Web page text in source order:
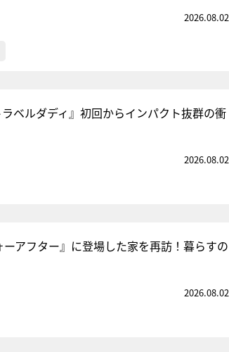
2026.08.02
ベルダディ』初回からインパクト抜群の衝
2026.08.02
アフター』に登場した家を再訪！暮らすの
2026.08.02